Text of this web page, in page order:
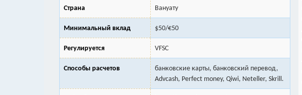
Страна Вануату
Минимальный вклад $50/€50
Регулируется VFSC
Способы расчетов
банковские карты, банковский перевод,
Advcash, Perfect money, Qiwi, Neteller, Skrill.